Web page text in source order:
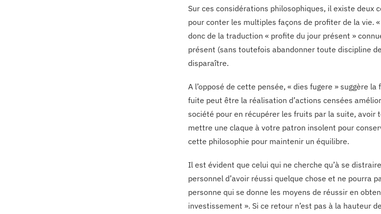
Sur ces considérations philosophiques, il existe deux
pour conter les multiples façons de profiter de la vie.
donc de la traduction « profite du jour présent »
présent (sans toutefois abandonner toute discipline
disparaître.
A l’opposé de cette pensée, « dies fugere » suggère
fuite peut être la réalisation d’actions censées
société pour en récupérer les fruits par la suite, avoir
mettre une claque à votre patron insolent pour
cette philosophie pour maintenir un équilibre.
Il est évident que celui qui ne cherche qu’à se
personnel d’avoir réussi quelque chose et ne pourra
personne qui se donne les moyens de réussir en
investissement ». Si ce retour n’est pas à la hauteur